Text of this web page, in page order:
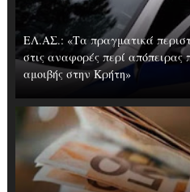
ΕΛ.ΑΣ.: «Τα πραγματικά
στις αναφορές περί απόπειρας
αμοιβής στην Κρήτη»